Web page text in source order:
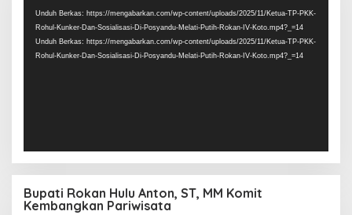
Unduh Berkas: https://mengabarkan.com/wp-content/uploads/2025/11/Ketua-TP-PKK-
Rohul-Kunker-Dan-Sosialisasi-Di-Posyandu-Melati-Putih-Rokan-IV-Koto.mp4?_=14
Unduh Berkas: https://mengabarkan.com/wp-content/uploads/2025/11/Ketua-TP-PKK-
Rohul-Kunker-Dan-Sosialisasi-Di-Posyandu-Melati-Putih-Rokan-IV-Koto.mp4?_=14
Bupati Rokan Hulu Anton, ST, MM Komit
Kembangkan Pariwisata